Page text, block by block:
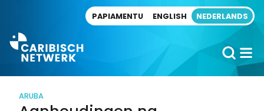
PAPIAMENTU ENGLISH NEDERLANDS
ARUBA